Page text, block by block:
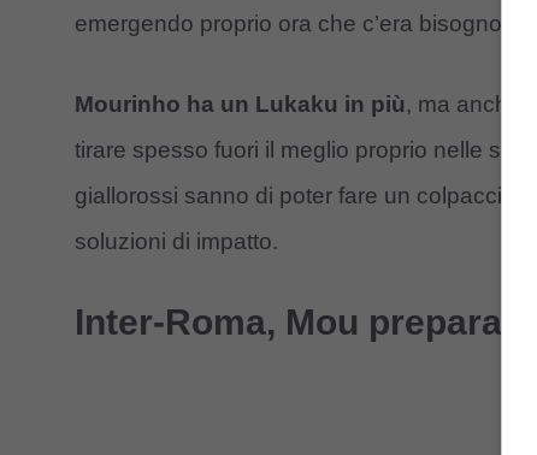
emergendo proprio ora che c’era bisogno di
Mourinho ha un Lukaku in più, ma anche
tirare spesso fuori il meglio proprio nelle
giallorossi sanno di poter fare un colpaccio
soluzioni di impatto.
Inter-Roma, Mou prepara